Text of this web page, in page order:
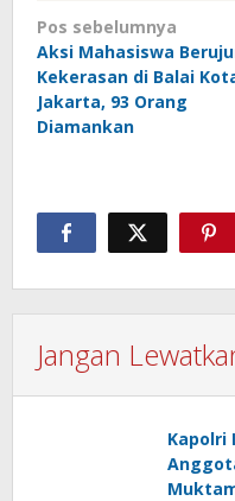
Navigasi
pos
Pos sebelumnya
Aksi Mahasiswa
Kekerasan di Balai
Jakarta, 93 Orang
Diamankan
Jangan
Kapolri